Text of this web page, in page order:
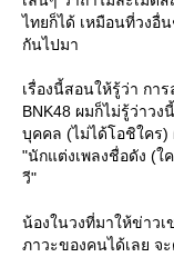
ไทยก็ได้ เหมือนที่วงอื่
กันไปมา
เรื่องนี้สอนให้รู้ว่า กา
BNK48 ผมก็ไม่รู้ว่าว
บุคคล (ไม่ได้โอชิใคร)
"นักแต่งเพลงชื่อดัง (ใ
วี"
น้องในวงที่มาให้ข่าว
ภาวะของคนได้เลย จ